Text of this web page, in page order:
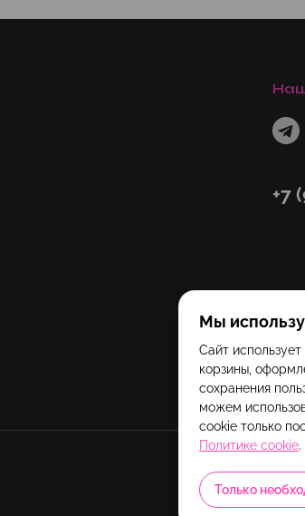
+7
Мы
Сайт
корзины,
сохранения
можем
cookie только
Политике cookie.
Только